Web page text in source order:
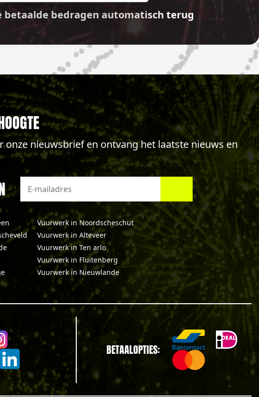
bedragen automatisch terug
onze nieuwsbrief en ontvang het laatste nieuws en
Vuurwerk in Noordscheschut
Vuurwerk in Alteveer
Vuurwerk in Ten arlo
Vuurwerk in Fluitenberg
Vuurwerk in Nieuwlande
BETAALOPTIES: